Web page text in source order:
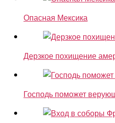
Опасная Мексика
Дерзкое похищение
Господь поможет